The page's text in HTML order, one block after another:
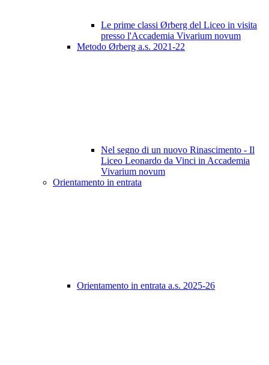
Le prime classi Ørberg del Liceo in visita
presso l'Accademia Vivarium novum
Metodo Ørberg a.s. 2021-22
Nel segno di un nuovo Rinascimento - Il
Liceo Leonardo da Vinci in Accademia
Vivarium novum
Orientamento in entrata
Orientamento in entrata a.s. 2025-26